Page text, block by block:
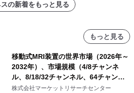
スの新着をもっと見る
もっと見る
移動式MRI装置の世界市場（2026年～
2032年）、市場規模（4/8チャンネ
ル、8/18/32チャンネル、64チャンネ
ル）・分析レポートを発表
株式会社マーケットリサーチセンター